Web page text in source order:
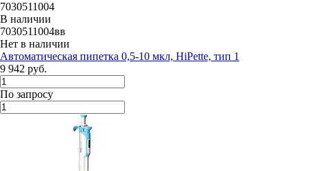
7030511004
В наличии
7030511004вв
Нет в наличии
Автоматическая пипетка 0,5-10 мкл, HiPette, тип 1
9 942 руб.
По запросу